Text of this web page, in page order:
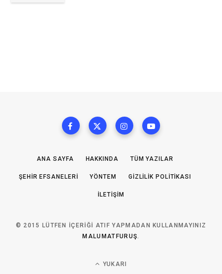
ANA SAYFA HAKKINDA TÜM YAZILAR
ŞEHIR EFSANELERI YÖNTEM GIZLILIK POLITIKASI
İLETIŞIM
© 2015 LÜTFEN IÇERIĞI ATIF YAPMADAN KULLANMAYINIZ
MALUMATFURUŞ.
YUKARI